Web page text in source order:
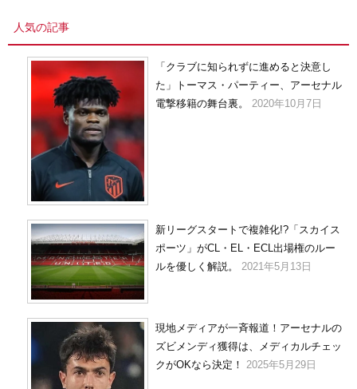
人気の記事
「クラブに知られずに進めると決意し
た」トーマス・パーティー、アーセナル
電撃移籍の舞台裏。
2020年10月7日
新リーグスタートで複雑化!?「スカイス
ポーツ」がCL・EL・ECL出場権のルー
ルを優しく解説。
2021年5月13日
現地メディアが一斉報道！アーセナルの
ズビメンディ獲得は、メディカルチェッ
クがOKなら決定！ 2025年5月29日